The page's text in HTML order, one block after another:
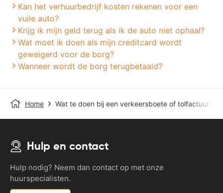
Kan het verhuurbedrijf kosten rekenen voor een
vuile auto?
Krijg ik mijn geld terug als ik de auto niet ophaal?
Wat moet ik doen als mijn creditcard wordt
geweigerd voor de borg?
Wanneer wordt de borg terugbetaald?
Home Wat te doen bij een verkeersboete of tolfactuur?
Hulp en contact
Hulp nodig? Neem dan contact op met onze
huurspecialisten.